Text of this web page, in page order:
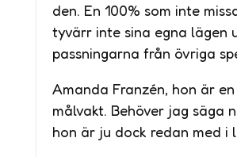
den. En 100% som inte
tyvärr inte sina egna lägen
passningarna från övriga
Amanda Franzén, hon är
målvakt. Behöver jag säga
hon är ju dock redan med i